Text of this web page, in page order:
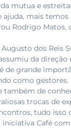
mutua e
ajuda, mais temos
Rodrigo Matos,
dos Reis
da direção
de grande
como
também de
trocas de
tudo isso
Café